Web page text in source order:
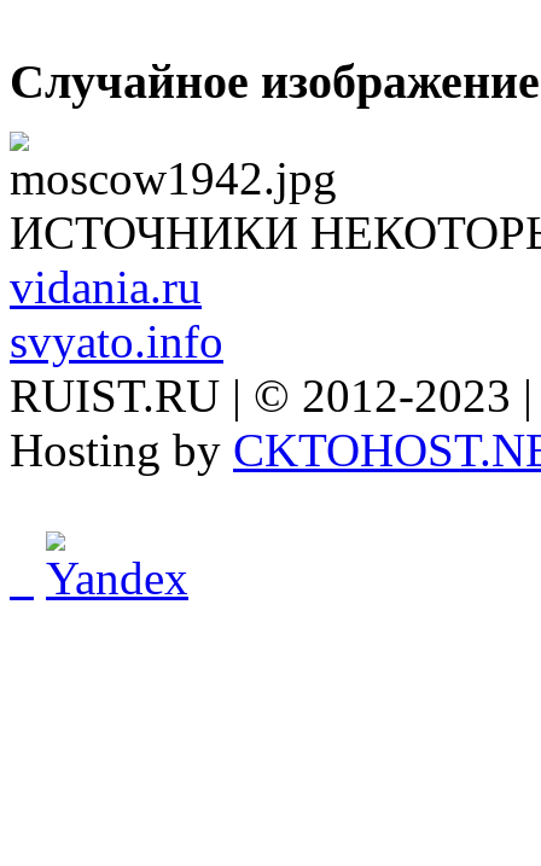
Случайное изображение
ИСТОЧНИКИ
vidania.ru
svyato.info
RUIST.RU | © 2012-2023
Hosting by